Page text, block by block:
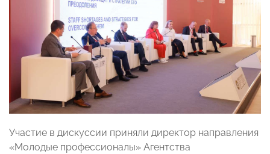
Участие в дискуссии приняли директор направления
«Молодые профессионалы» Агентства